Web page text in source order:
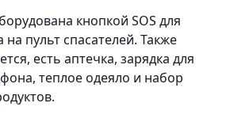
кнопкой SOS для
на пульт спасателей. Также
есть аптечка, зарядка для
теплое одеяло и набор